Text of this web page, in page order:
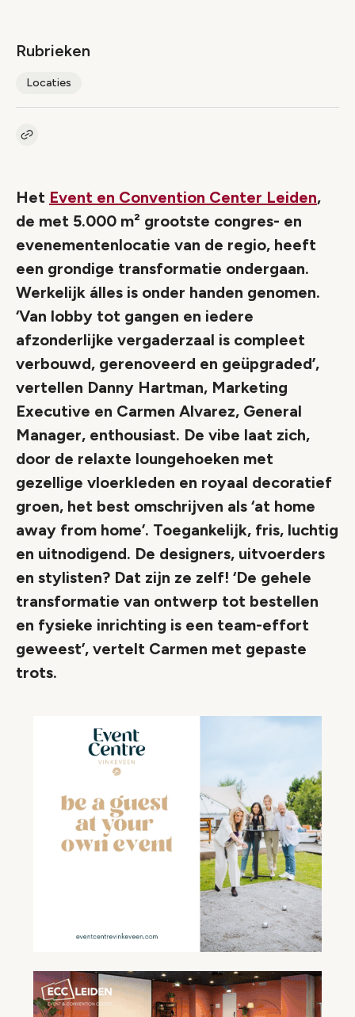
Rubrieken
Locaties
Kopieer link naar artikel
Het Event en Convention Center Leiden,
de met 5.000 m² grootste congres- en
evenementenlocatie van de regio, heeft
een grondige transformatie ondergaan.
Werkelijk álles is onder handen genomen.
‘Van lobby tot gangen en iedere
afzonderlijke vergaderzaal is compleet
verbouwd, gerenoveerd en geüpgraded’,
vertellen Danny Hartman, Marketing
Executive en Carmen Alvarez, General
Manager, enthousiast. De vibe laat zich,
door de relaxte loungehoeken met
gezellige vloerkleden en royaal decoratief
groen, het best omschrijven als ‘at home
away from home’. Toegankelijk, fris, luchtig
en uitnodigend. De designers, uitvoerders
en stylisten? Dat zijn ze zelf! ‘De gehele
transformatie van ontwerp tot bestellen
en fysieke inrichting is een team-effort
geweest’, vertelt Carmen met gepaste
trots.